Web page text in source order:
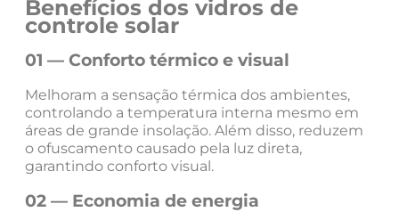
Benefícios dos vidros de
controle solar
01 — Conforto térmico e visual
Melhoram a sensação térmica dos ambientes,
controlando a temperatura interna mesmo em
áreas de grande insolação. Além disso, reduzem
o ofuscamento causado pela luz direta,
garantindo conforto visual.
02 — Economia de energia